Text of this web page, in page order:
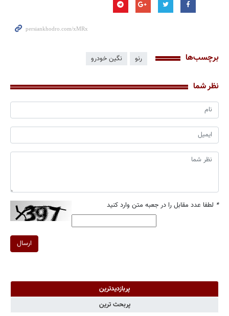
برچسب‌ها رنو نگین خودرو
نظر شما
* لطفا عدد مقابل را در جعبه متن وارد کنید
ارسال
پربازدیدترین
پربحث ترین